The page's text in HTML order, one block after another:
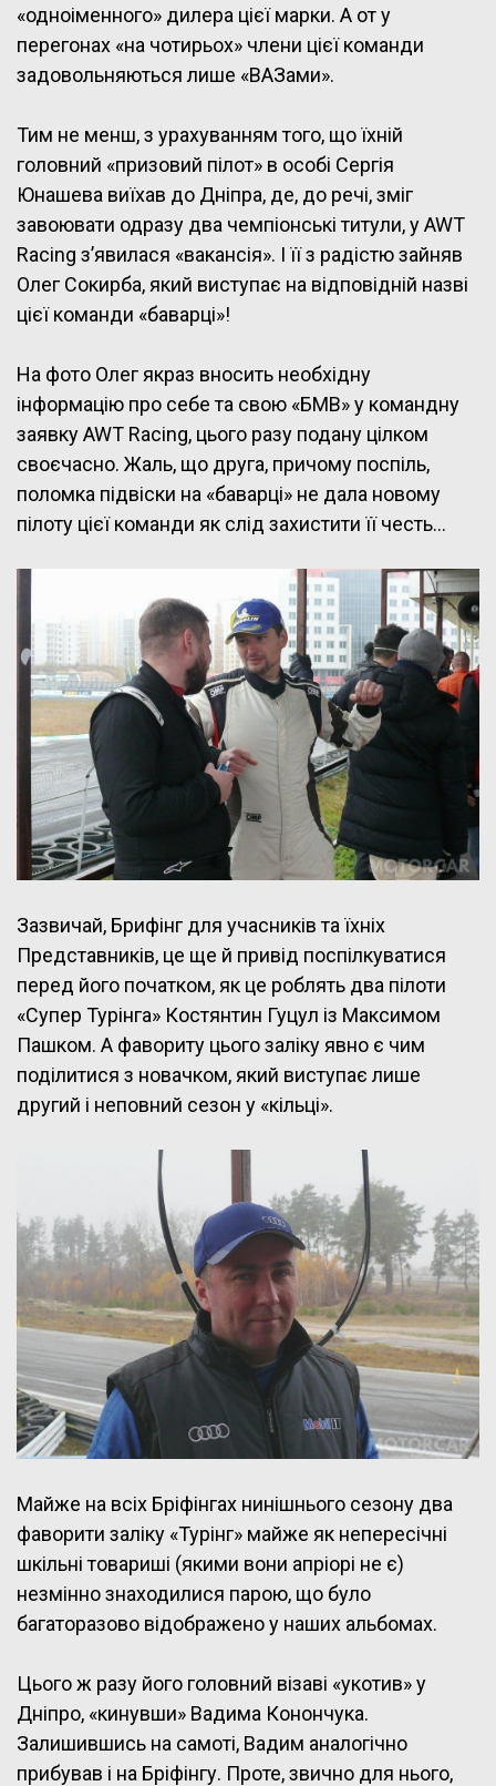
«одноіменного» дилера цієї марки. А от у
перегонах «на чотирьох» члени цієї команди
задовольняються лише «ВАЗами».
Тим не менш, з урахуванням того, що їхній
головний «призовий пілот» в особі Сергія
Юнашева виїхав до Дніпра, де, до речі, зміг
завоювати одразу два чемпіонські титули, у AWT
Racing з’явилася «вакансія». І її з радістю зайняв
Олег Сокирба, який виступає на відповідній назві
цієї команди «баварці»!
На фото Олег якраз вносить необхідну
інформацію про себе та свою «БМВ» у командну
заявку AWT Racing, цього разу подану цілком
своєчасно. Жаль, що друга, причому поспіль,
поломка підвіски на «баварці» не дала новому
пілоту цієї команди як слід захистити її честь…
Зазвичай, Брифінг для учасників та їхніх
Представників, це ще й привід поспілкуватися
перед його початком, як це роблять два пілоти
«Супер Турінга» Костянтин Гуцул із Максимом
Пашком. А фавориту цього заліку явно є чим
поділитися з новачком, який виступає лише
другий і неповний сезон у «кільці».
Майже на всіх Бріфінгах нинішнього сезону два
фаворити заліку «Турінг» майже як непересічні
шкільні товариші (якими вони апріорі не є)
незмінно знаходилися парою, що було
багаторазово відображено у наших альбомах.
Цього ж разу його головний візаві «укотив» у
Дніпро, «кинувши» Вадима Конончука.
Залишившись на самоті, Вадим аналогічно
прибував і на Бріфінгу. Проте, звично для нього,